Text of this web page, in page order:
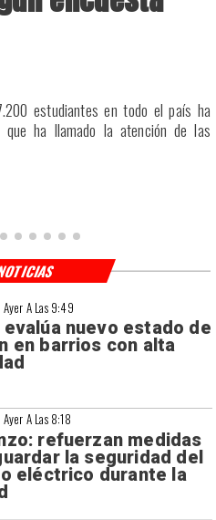
estudiantes en todo el país ha
que ha llamado la atención de las
Ayer A Las 9:49
evalúa nuevo estado de
en barrios con alta
Ayer A Las 8:18
refuerzan medidas
la seguridad del
eléctrico durante la